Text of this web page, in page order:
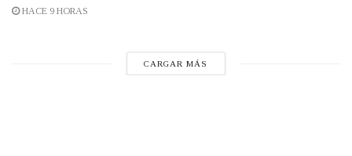
HACE 9 HORAS
CARGAR MÁS